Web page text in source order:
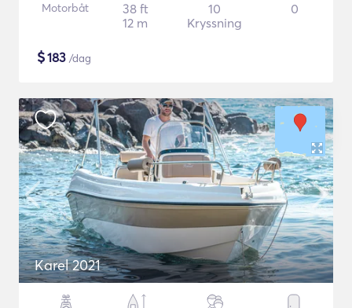
Motorbåt
38 ft
12 m
10
Kryssning
0
$183 /dag
Karel 2021